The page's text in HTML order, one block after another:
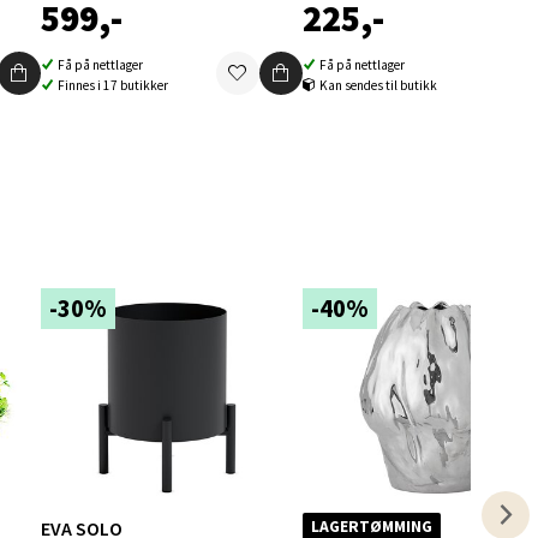
599,-
Få på nettlager
Finnes i 17 butikker
225,-
Få på nettlager
Kan sendes til butikk
-30%
EVA SOLO
-40%
LAGERTØMMING